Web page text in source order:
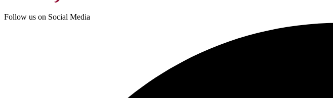
Follow us on Social Media